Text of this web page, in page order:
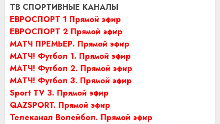
ТВ СПОРТИВНЫЕ КАНАЛЫ
ЕВРОСПОРТ 1 Прямой эфир
ЕВРОСПОРТ 2 Прямой эфир
МАТЧ ПРЕМЬЕР. Прямой эфир
МАТЧ! Футбол 1. Прямой эфир
МАТЧ! Футбол 2. Прямой эфир
МАТЧ! Футбол 3. Прямой эфир
Sport TV 3. Прямой эфир
QAZSPORT. Прямой эфир
Телеканал Волейбол. Прямой эфир